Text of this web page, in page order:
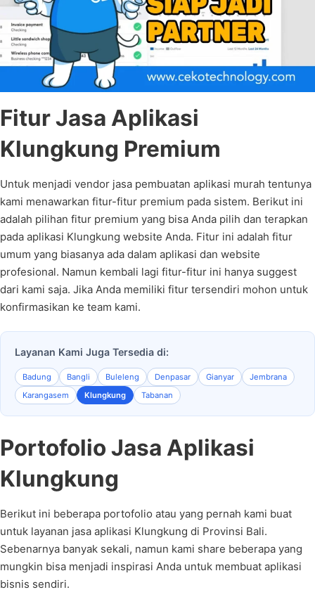
Fitur Jasa Aplikasi
Klungkung Premium
Untuk menjadi vendor jasa pembuatan aplikasi murah tentunya
kami menawarkan fitur-fitur premium pada sistem. Berikut ini
adalah pilihan fitur premium yang bisa Anda pilih dan terapkan
pada aplikasi Klungkung website Anda. Fitur ini adalah fitur
umum yang biasanya ada dalam aplikasi dan website
profesional. Namun kembali lagi fitur-fitur ini hanya suggest
dari kami saja. Jika Anda memiliki fitur tersendiri mohon untuk
konfirmasikan ke team kami.
Layanan Kami Juga Tersedia di:
Badung Bangli Buleleng Denpasar Gianyar
Jembrana
Karangasem
Klungkung Tabanan
Portofolio Jasa Aplikasi
Klungkung
Berikut ini beberapa portofolio atau yang pernah kami buat
untuk layanan jasa aplikasi Klungkung di Provinsi Bali.
Sebenarnya banyak sekali, namun kami share beberapa yang
mungkin bisa menjadi inspirasi Anda untuk membuat aplikasi
bisnis sendiri.